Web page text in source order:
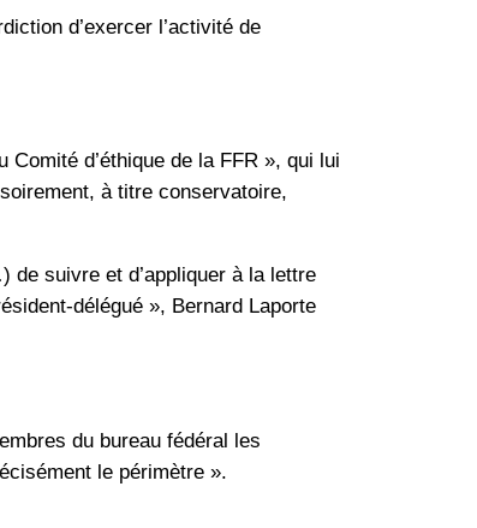
d’exercer l’activité de
d’éthique de la FFR », qui lui
à titre conservatoire,
de suivre et d’appliquer à la lettre
délégué », Bernard Laporte
du bureau fédéral les
le périmètre ».